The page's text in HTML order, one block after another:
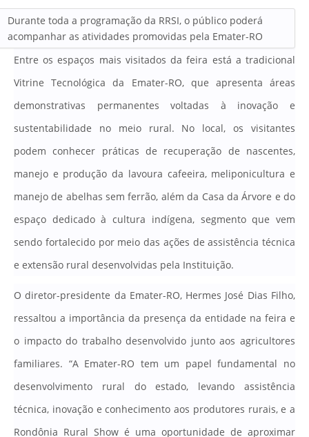
Durante toda a programação da RRSI, o público poderá
acompanhar as atividades promovidas pela Emater-RO
Entre os espaços mais visitados da feira está a tradicional
Vitrine Tecnológica da Emater-RO, que apresenta áreas
demonstrativas permanentes voltadas à inovação e
sustentabilidade no meio rural. No local, os visitantes
podem conhecer práticas de recuperação de nascentes,
manejo e produção da lavoura cafeeira, meliponicultura e
manejo de abelhas sem ferrão, além da Casa da Árvore e do
espaço dedicado à cultura indígena, segmento que vem
sendo fortalecido por meio das ações de assistência técnica
e extensão rural desenvolvidas pela Instituição.
O diretor-presidente da Emater-RO, Hermes José Dias Filho,
ressaltou a importância da presença da entidade na feira e
o impacto do trabalho desenvolvido junto aos agricultores
familiares. “A Emater-RO tem um papel fundamental no
desenvolvimento rural do estado, levando assistência
técnica, inovação e conhecimento aos produtores rurais, e a
Rondônia Rural Show é uma oportunidade de aproximar